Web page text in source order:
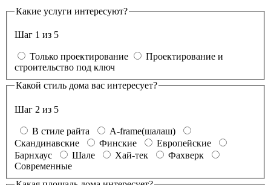
Какие услуги интересуют?
Шаг 1 из 5
Только проектирование
Проектирование и
строительство под ключ
Какой стиль дома вас интересует?
Шаг 2 из 5
В стиле райта
A-frame(шалаш)
Скандинавские
Финские
Европейские
Барнхаус
Шале Хай-тек
Фахверк
Современные